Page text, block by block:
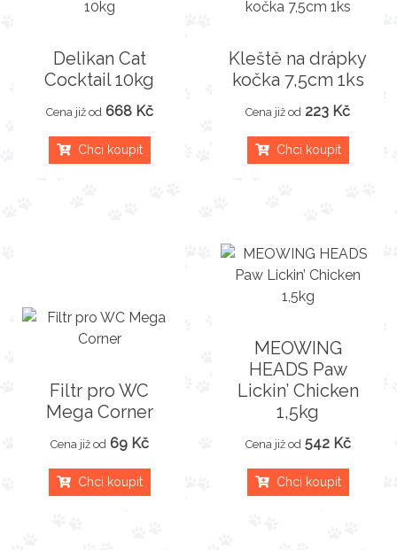
Delikan Cat
Cocktail 10kg
Cena již od 668 Kč
Chci koupit
Kleště na drápky
kočka 7,5cm 1ks
Cena již od 223 Kč
Chci koupit
Filtr pro WC
Mega Corner
Cena již od 69 Kč
Chci koupit
MEOWING
HEADS Paw
Lickin’ Chicken
1,5kg
Cena již od 542 Kč
Chci koupit